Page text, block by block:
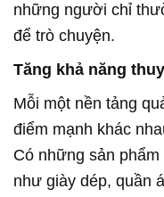
những người chỉ
để trò chuyện.
Tăng khả năng
Mỗi một nền tảng
điểm mạnh khác
Có những sản
như giày dép, quần